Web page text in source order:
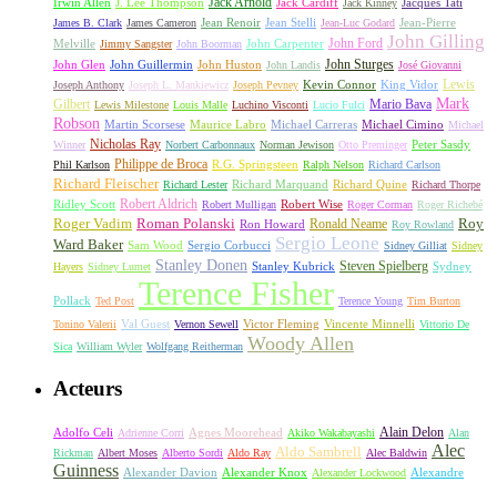
Irwin Allen J. Lee Thompson Jack Cardiff Jack Kinney
James B. Clark James Cameron Jean Renoir Jean Stelli Jean-Luc Godard Jean-Pierre
Melville Jimmy Sangster John Boorman John Carpenter John Ford John Gilling
John Glen John Guillermin John Huston John Landis John Sturges José Giovanni
Joseph Anthony Joseph L. Mankiewicz Joseph Pevney Kevin Connor King Vidor Lewis
Gilbert Lewis Milestone Louis Malle Luchino Visconti Lucio Fulci Mario Bava Mark
Robson Martin Scorsese Maurice Labro Michael Carreras Michael Cimino Michael
Winner Nicholas Ray Norbert Carbonnaux Norman Jewison Otto Preminger Peter Sasdy
Phil Karlson Philippe de Broca R.G. Springsteen Ralph Nelson Richard Carlson
Richard Fleischer Richard Lester Richard Marquand Richard Quine Richard Thorpe
Ridley Scott Robert Aldrich Robert Mulligan Robert Wise Roger Corman Roger Richebé
Roger Vadim Roman Polanski Ron Howard Ronald Neame Roy Rowland Roy
Ward Baker Sam Wood Sergio Corbucci Sergio Leone Sidney Gilliat Sidney
Hayers Sidney Lumet Stanley Donen Stanley Kubrick Steven Spielberg Sydney
Pollack Ted Post Terence Fisher Terence Young Tim Burton
Tonino Valerii Val Guest Vernon Sewell Victor Fleming Vincente Minnelli Vittorio De
Sica William Wyler Wolfgang Reitherman Woody Allen
Acteurs
Adolfo Celi Adrienne Corri Agnes Moorehead Akiko Wakabayashi Alain Delon Alan
Rickman Albert Moses Alberto Sordi Aldo Ray Aldo Sambrell Alec Baldwin Alec
Guinness Alexander Davion Alexander Knox Alexander Lockwood Alexandre